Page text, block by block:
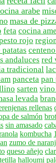
arabe
masa de
feta cocina
rojo
andaluces red
tradicional
panceta pan
sarten
levada
rellenas
de salmón
sin amasado
kombucha
zumo de
queso añejo
tetilla halloumi